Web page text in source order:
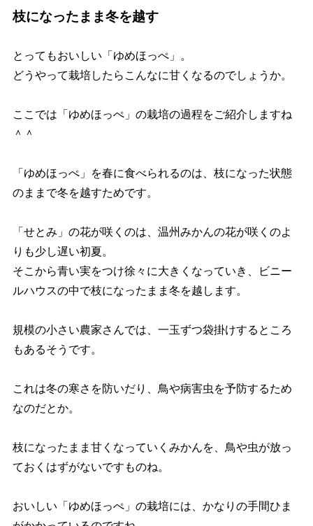
枝になったまま冬を越す
とってもおいしい「ゆめほっぺ」。
どうやって栽培したらこんなに甘くなるのでしょうか。
ここでは「ゆめほっぺ」の栽培の過程をご紹介しますね
＾＾
「ゆめほっぺ」を春に食べられるのは、枝になった状態
のままで冬を越すためです。
「せとみ」の花が咲くのは、温州みかんの花が咲くのよ
りも少し遅い初夏。
そこから青い実をつけ徐々に大きくなっていき、ビニー
ルハウスの中で枝になったまま冬を越します。
規模の小さい農家さんでは、一玉ずつ袋掛けするところ
もあるそうです。
これは冬の寒さを防いだり、鳥や病害虫を予防するため
なのだとか。
枝になったまま甘くなっていくみかんを、鳥や虫が放っ
ておくはずがないですものね。
おいしい「ゆめほっぺ」の栽培には、かなりの手間ひま